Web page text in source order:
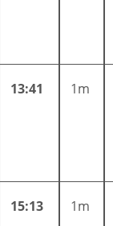
13:41 1m
15:13 1m